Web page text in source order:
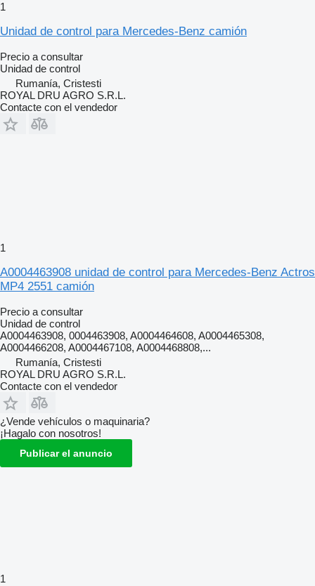
1
Unidad de control para Mercedes-Benz camión
Precio a consultar
Unidad de control
Rumanía, Cristesti
ROYAL DRU AGRO S.R.L.
Contacte con el vendedor
1
A0004463908 unidad de control para Mercedes-Benz Actros
MP4 2551 camión
Precio a consultar
Unidad de control
A0004463908, 0004463908, A0004464608, A0004465308,
A0004466208, A0004467108, A0004468808,...
Rumanía, Cristesti
ROYAL DRU AGRO S.R.L.
Contacte con el vendedor
¿Vende vehículos o maquinaria?
¡Hagalo con nosotros!
Publicar el anuncio
1